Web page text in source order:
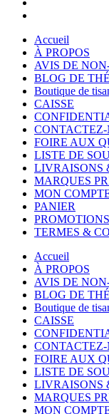
Accueil
À PROPOS
AVIS DE
BLOG DE THÉ
Boutique de
CAISSE
CONTACTEZ-
FOIRE AUX
LISTE DE
LIVRAISONS
MARQUES
MON
PANIER
TERMES &
Accueil
À PROPOS
AVIS DE
BLOG DE THÉ
Boutique de
CAISSE
CONTACTEZ-
FOIRE AUX
LISTE DE
LIVRAISONS
MARQUES
MON